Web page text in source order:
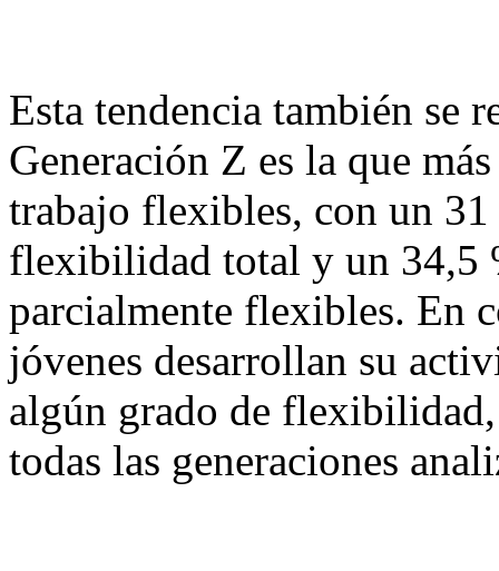
Esta tendencia también se
Generación Z es la que
trabajo flexibles, con un
flexibilidad total y un 34,5
parcialmente flexibles. En
jóvenes desarrollan su
algún grado de
todas las generaciones